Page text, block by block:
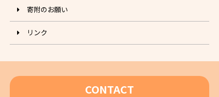
寄附のお願い
リンク
CONTACT